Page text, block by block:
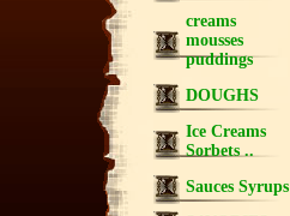
creams
mousses
puddings
DOUGHS
Ice Creams
Sorbets ..
Sauces Syrups